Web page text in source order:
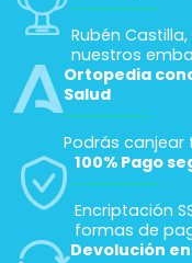
Rubén
nuestros
Ortopedia
Salud
Podrás
100% Pago
Encriptación
formas de
Devolución